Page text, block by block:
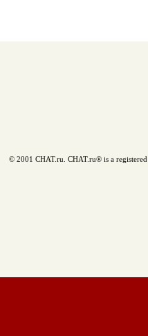
© 2001 CHAT.ru. CHAT.ru® is a